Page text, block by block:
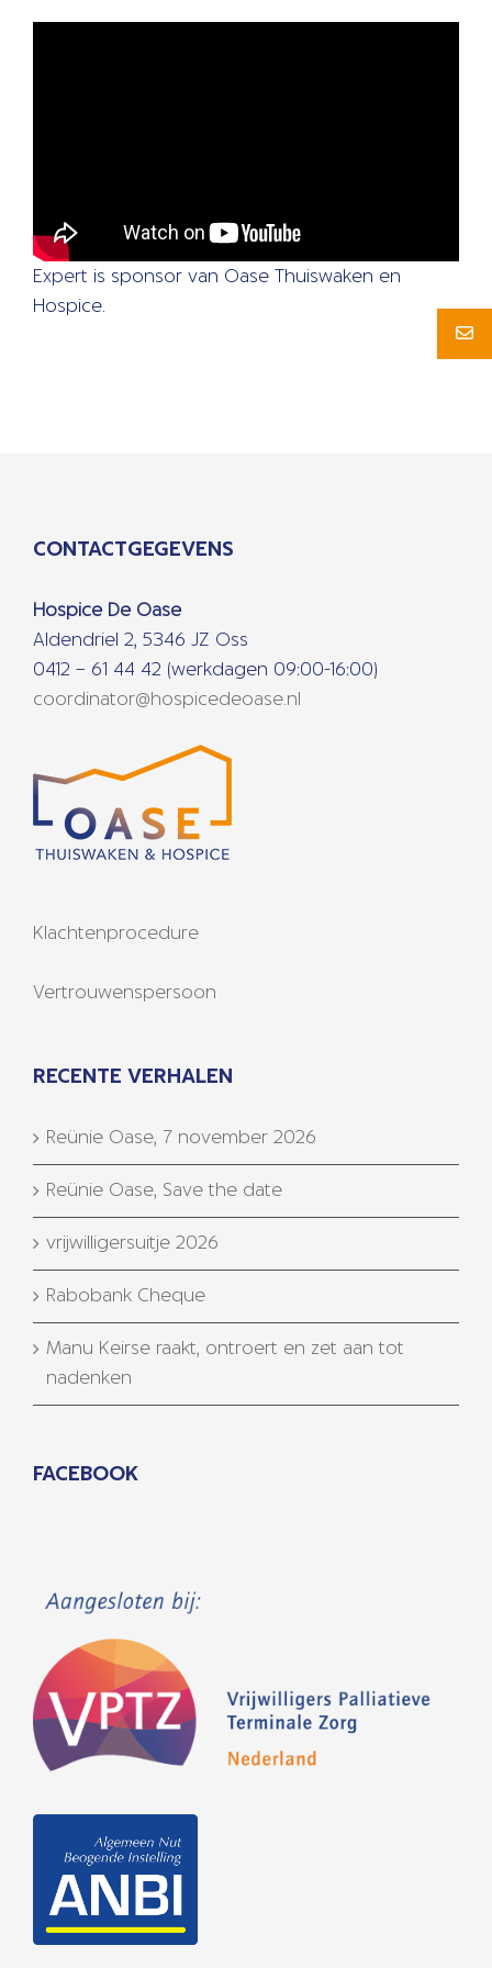
Expert is sponsor van Oase Thuiswaken en
Hospice.
CONTACTGEGEVENS
Hospice De Oase
Aldendriel 2, 5346 JZ Oss
0412 – 61 44 42 (werkdagen 09:00-16:00)
coordinator@hospicedeoase.nl
Klachtenprocedure
Vertrouwenspersoon
RECENTE VERHALEN
Reünie Oase, 7 november 2026
Reünie Oase, Save the date
vrijwilligersuitje 2026
Rabobank Cheque
Manu Keirse raakt, ontroert en zet aan tot
nadenken
FACEBOOK